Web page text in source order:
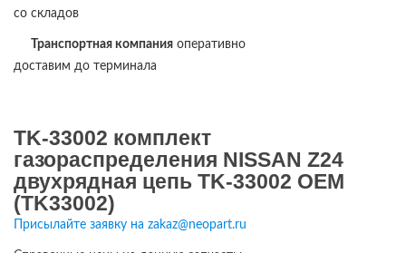
со складов
Транспортная компания оперативно
доставим до терминала
TK-33002 комплект
газораспределения NISSAN Z24
двухрядная цепь TK-33002 OEM
(TK33002)
Присылайте заявку на zakaz@neopart.ru